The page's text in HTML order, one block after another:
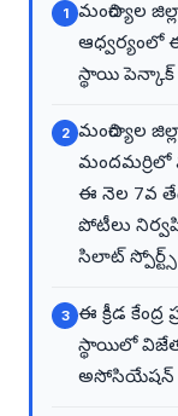
1
మంచిర్యాల
ఆధ్వర్యంలో
స్థాయి
2 మంచిర్యాల
మందమర్రిలో
ఈ నెల 7వ
పోటీలు
సిలాట్
3 ఈ క్రీడ
స్థాయిలో
అసోసియేషన్